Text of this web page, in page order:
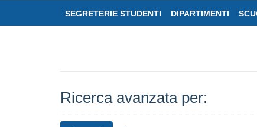
SEGRETERIE STUDENTI DIPARTIMENTI
Ricerca avanzata per: